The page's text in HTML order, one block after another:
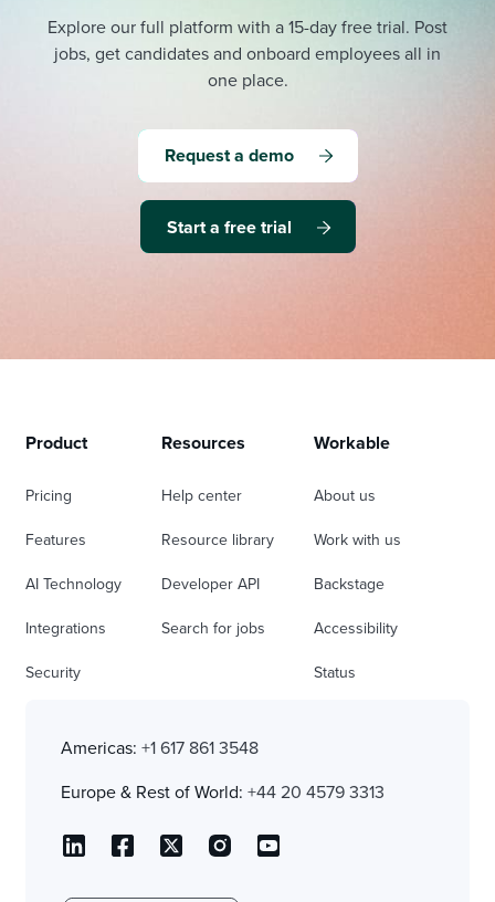
Explore our full platform with a 15-day free trial. Post
jobs, get candidates and onboard employees all in
one place.
Request a demo
Start a free trial
Product
Pricing
Features
AI Technology
Integrations
Security
Resources
Help center
Resource library
Developer API
Search for jobs
Workable
About us
Work with us
Backstage
Accessibility
Status
Americas: +1 617 861 3548
Europe & Rest of World: +44 20 4579 3313